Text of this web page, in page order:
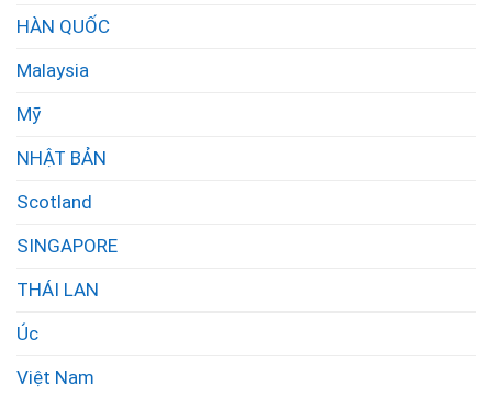
HÀN QUỐC
Malaysia
Mỹ
NHẬT BẢN
Scotland
SINGAPORE
THÁI LAN
Úc
Việt Nam